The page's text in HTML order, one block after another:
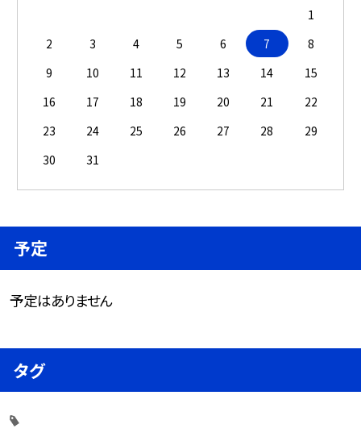
1
2
3 4 5 6 7
8
9
10 11 12 13 14
15
16
17 18 19 20 21
22
23
24 25 26 27 28
29
30
31
予定
予定はありません
タグ